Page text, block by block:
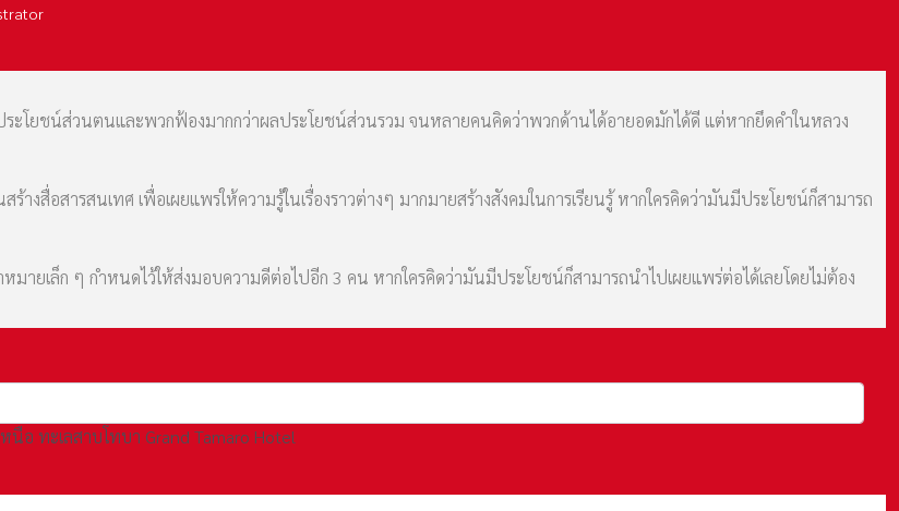
ะโยชน์ส่วนตนและพวกฟ้องมากกว่าผลประโยชน์ส่วนรวม จนหลายคนคิดว่าพวกด้านได้อายอดมักได้ดี แต่หากยึดคำในหลวง
งสื่อสารสนเทศ เพื่อเผยแพร่ให้ความรู้ในเรื่องราวต่างๆ มากมายสร้างสังคมในการเรียนรู้ หากใครคิดว่ามันมีประโยชน์ก็สามารถ
หมายเล็ก ๆ กำหนดไว้ให้ส่งมอบความดีต่อไปอีก 3 คน หากใครคิดว่ามันมีประโยชน์ก็สามารถนำไปเผยแพร่ต่อได้เลยโดยไม่ต้อง
นือ ทะเลสาบโทบา Grand Tamaro Hotel